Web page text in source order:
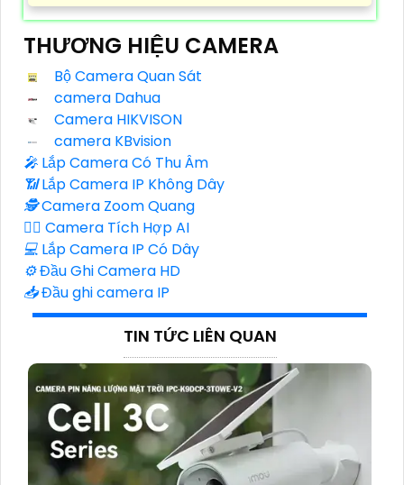
THƯƠNG HIỆU CAMERA
Bộ Camera Quan Sát
camera Dahua
Camera HIKVISON
camera KBvision
️🎤️ Lắp Camera Có Thu Âm
📶Lắp Camera IP Không Dây
🕵️Camera Zoom Quang
🧛‍♀️ Camera Tích Hợp AI
💻 Lắp Camera IP Có Dây
⚙️Đầu Ghi Camera HD
📥Đầu ghi camera IP
TIN TỨC LIÊN QUAN